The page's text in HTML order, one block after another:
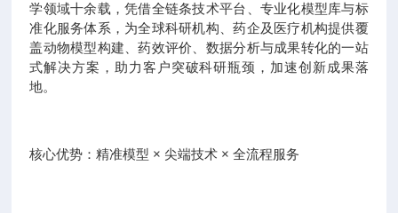
学领域十余载，凭借全链条技术平台、专业化模型库与标
准化服务体系，为全球科研机构、药企及医疗机构提供覆
盖动物模型构建、药效评价、数据分析与成果转化的一站
式解决方案，助力客户突破科研瓶颈，加速创新成果落
地。
核心优势：精准模型 × 尖端技术 × 全流程服务